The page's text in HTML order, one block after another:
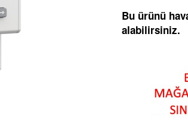
Bu ürünü
alabilirsiniz.